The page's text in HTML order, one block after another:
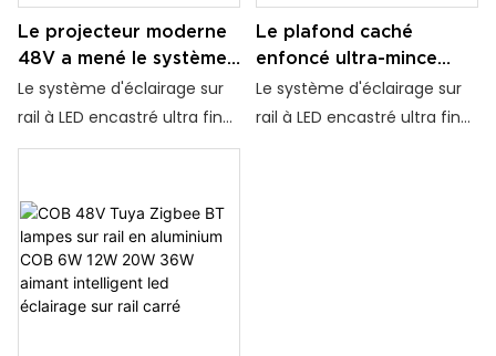
bureaux haut de gamme, il
ajoute une touche
d'élégance et de chaleur à
n'importe quel
environnement.
Ce système est parfait pour
créer un éclairage ambiant
dans des environnements
résidentiels, commerciaux
ou de bureau
Le projecteur moderne
48V a mené le système
magnétique ultra mince
d'éclairage sur rail de
Le système d'éclairage sur
rail à LED encastré ultra fin
au plafond caché Euro est
élégante et moderne pour
n'importe quel espace. Il est
conçu pour être
discrètement intégré au
plafond, offrant ainsi un
Le plafond caché
enfoncé ultra-mince
d'euro a mené le
système d'éclairage de
Le système d'éclairage sur
rail à LED encastré ultra fin